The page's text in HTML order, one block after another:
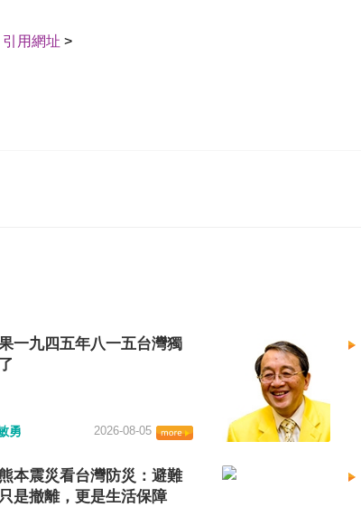
引用網址 >
一九四五年八一五台灣獨
勇 2026-08-05
本震災看台灣防災：避難
是撤離，更是生活保障